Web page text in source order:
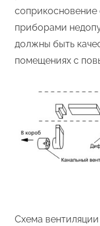
соприкосновение
приборами
должны быть
помещениях с
Схема вентиляции